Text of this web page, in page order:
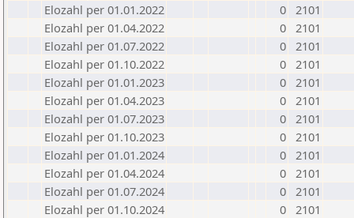
Elozahl per 01.01.2022
0 2101
Elozahl per 01.04.2022
0 2101
Elozahl per 01.07.2022
0 2101
Elozahl per 01.10.2022
0 2101
Elozahl per 01.01.2023
0 2101
Elozahl per 01.04.2023
0 2101
Elozahl per 01.07.2023
0 2101
Elozahl per 01.10.2023
0 2101
Elozahl per 01.01.2024
0 2101
Elozahl per 01.04.2024
0 2101
Elozahl per 01.07.2024
0 2101
Elozahl per 01.10.2024
0 2101